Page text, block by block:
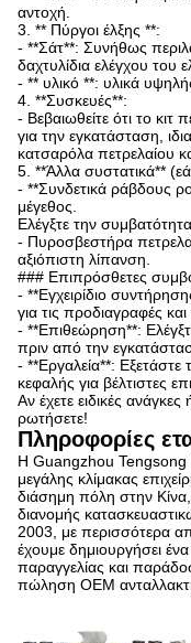
αντοχή.
3. ** Πύργοι έλξης **:
- **Σάτ**: Συνήθως
δαχτυλίδια ελέγχου του
- ** υλικό **: υλικά
4. **Συσκευές**:
- Βεβαιωθείτε ότι το κιτ
για την εγκατάσταση,
κατσαρόλα πετρελαίου
5. **Άλλα συστατικά**
- **Συνδετικά ράβδους
μέγεθος.
Ελέγξτε την συμβατότητα.
- Πυροσβεστήρα
αξιόπιστη λίπανση.
### Επιπρόσθετες
- **Εγχειρίδιο
για τις προδιαγραφές και
- **Επιθεώρηση**:
πριν από την
- **Εργαλεία**: Εξετάστε
κεφαλής για βέλτιστες
Αν έχετε ειδικές
ρωτήσετε!
Πληροφορίες
Η Guangzhou Tengsong
μεγάλης κλίμακας
διάσημη πόλη στην
διανομής
2003, με περισσότερα
έχουμε δημιουργήσει
παραγγελίας και
πώληση OEM